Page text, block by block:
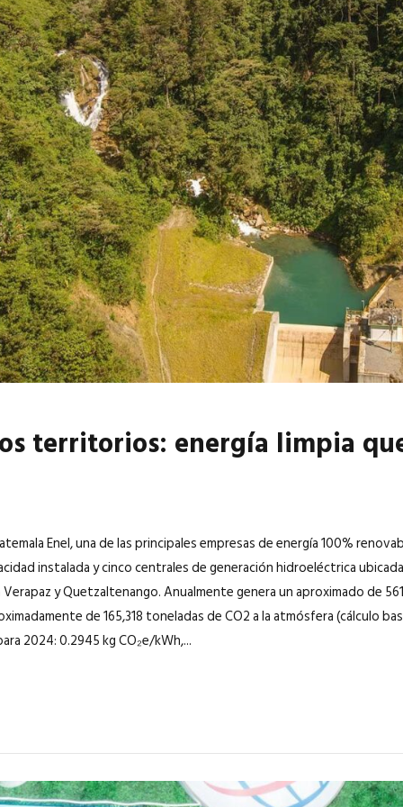
territorios: energía limpia
Enel, una de las principales empresas de energía 100%
instalada y cinco centrales de generación hidroeléctrica
Verapaz y Quetzaltenango. Anualmente genera un aproximado de
de 165,318 toneladas de CO2 a la atmósfera (cálculo
2024: 0.2945 kg CO₂e/kWh,...